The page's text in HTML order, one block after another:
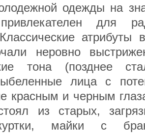
одежды на
для
атрибуты
неровно
тона (позднее
лица с
красным и черным
из старых,
майки с